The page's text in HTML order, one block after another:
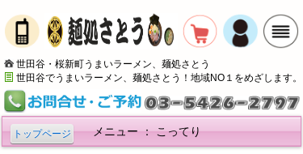
世田谷・桜新町うまいラーメン、麺処さとう
世田谷でうまいラーメン、麺処さとう！地域NO１をめざします。
トップページ メニュー ： こってり